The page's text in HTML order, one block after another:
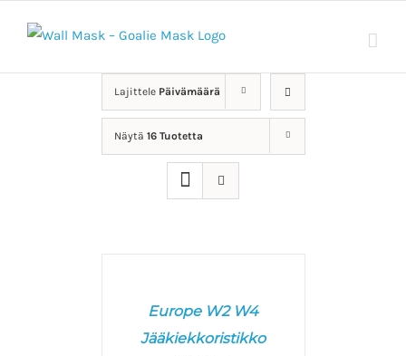
Lajittele Päivämäärä
Näytä 16 Tuotetta
Europe W2 W4
Jääkiekkoristikko